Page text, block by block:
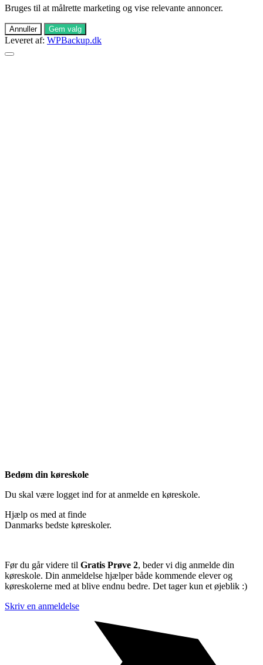
Bruges til at målrette marketing og vise relevante annoncer.
Annuller Gem valg
Leveret af: WPBackup.dk
Bedøm din køreskole
Du skal være logget ind for at anmelde en køreskole.
Hjælp os med at finde
Danmarks bedste køreskoler.
Før du går videre til Gratis Prøve 2, beder vi dig anmelde din
køreskole. Din anmeldelse hjælper både kommende elever og
køreskolerne med at blive endnu bedre. Det tager kun et øjeblik :)
Skriv en anmeldelse